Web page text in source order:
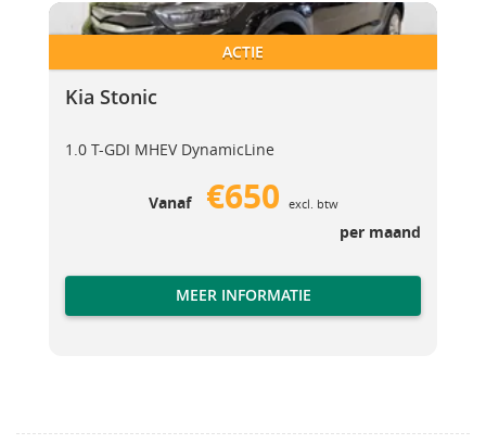
Kia Stonic
Kia Stonic
ACTIE
Kia Stonic
1.0 T-GDI MHEV DynamicLine
Vanaf €650 excl. btw
per maand
MEER INFORMATIE